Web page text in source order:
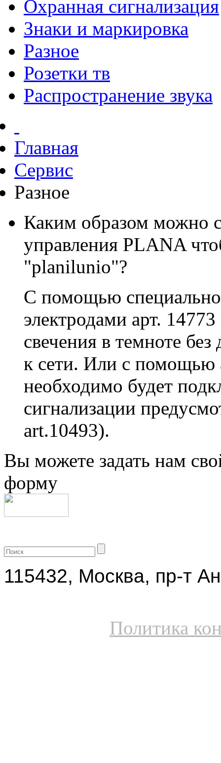
Охранная сигнализация
Знаки и маркировка
Разное
Розетки тв
Распространение звука
Главная
Сервис
Разное
Каким образом можно
управления PLANA
"planilunio"?
С помощью
электродами арт.
свечения в темноте
к сети. Или с помощью
необходимо будет
сигнализации
art.10493).
Вы можете задать нам
форму
115432, Москва, пр-т
Политика